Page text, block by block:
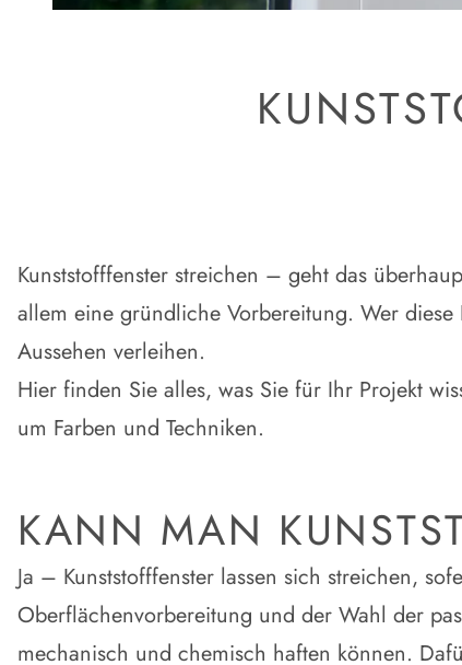
Kunststofffenster streichen – geht das
allem eine gründliche Vorbereitung. Wer
Aussehen verleihen.
Hier finden Sie alles, was Sie für Ihr Projekt
um Farben und Techniken.
KANN MAN
Ja – Kunststofffenster lassen sich streichen ,
Oberflächenvorbereitung und der Wahl der
mechanisch und chemisch haften können.